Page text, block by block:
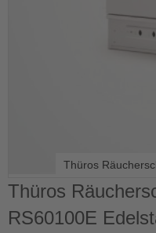
Thüros
RS60100E
Thüros
Skip
to
the